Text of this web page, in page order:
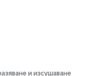
и изсушаване